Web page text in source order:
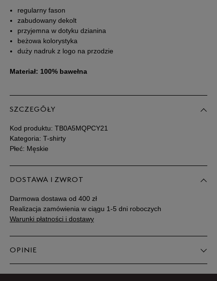
XXL
Powiadom o
dostępności
Powiadom o
regularny fason
zabudowany dekolt
przyjemna w dotyku dzianina
beżowa kolorystyka
duży nadruk z logo na przodzie
Materiał: 100% bawełna
SZCZEGÓŁY
Kod produktu: TB0A5MQPCY21
Kategoria: T-shirty
Płeć: Męskie
DOSTAWA I ZWROT
Darmowa dostawa od 400 zł
Realizacja zamówienia w ciągu 1-5 dni roboczych
Warunki płatności i dostawy
OPINIE